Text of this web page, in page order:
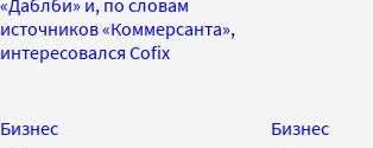
источников «Коммерсанта»,
интересовался Cofix
Бизнес Бизнес